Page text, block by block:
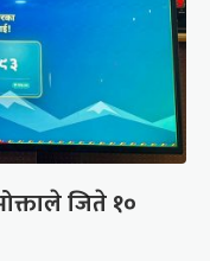
जिते १०